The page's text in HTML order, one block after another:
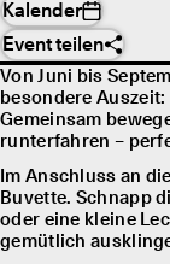
Kalender
Event teilen
Von Juni bis
besondere
Gemeinsam
runterfahren –
Im Anschluss an
Buvette. Schnapp
oder eine kleine
gemütlich